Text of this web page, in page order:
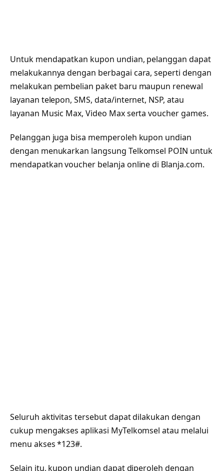
Untuk mendapatkan kupon undian, pelanggan dapat
melakukannya dengan berbagai cara, seperti dengan
melakukan pembelian paket baru maupun renewal
layanan telepon, SMS, data/internet, NSP, atau
layanan Music Max, Video Max serta voucher games.
Pelanggan juga bisa memperoleh kupon undian
dengan menukarkan langsung Telkomsel POIN untuk
mendapatkan voucher belanja online di Blanja.com.
Seluruh aktivitas tersebut dapat dilakukan dengan
cukup mengakses aplikasi MyTelkomsel atau melalui
menu akses *123#.
Selain itu, kupon undian dapat diperoleh dengan